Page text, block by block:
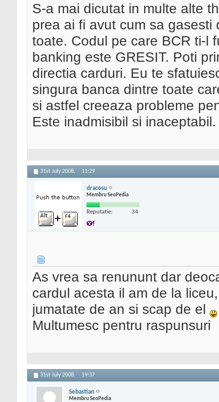
S-a mai dicutat in multe alte
prea ai fi avut cum sa
toate. Codul pe care BCR ti-l
banking este GRESIT. Poti
directia carduri. Eu te
singura banca dintre toate
si astfel creeaza probleme
Este inadmisibil si inaceptabil.
31st July 2008, 11:29
dracosu
Membru SeoPedia
Reputatie: 34
As vrea sa renununt dar
cardul acesta il am de la
jumatate de an si scap de el
Multumesc pentru raspunsuri
31st July 2008, 19:37
Sebastian
Membru SeoPedia